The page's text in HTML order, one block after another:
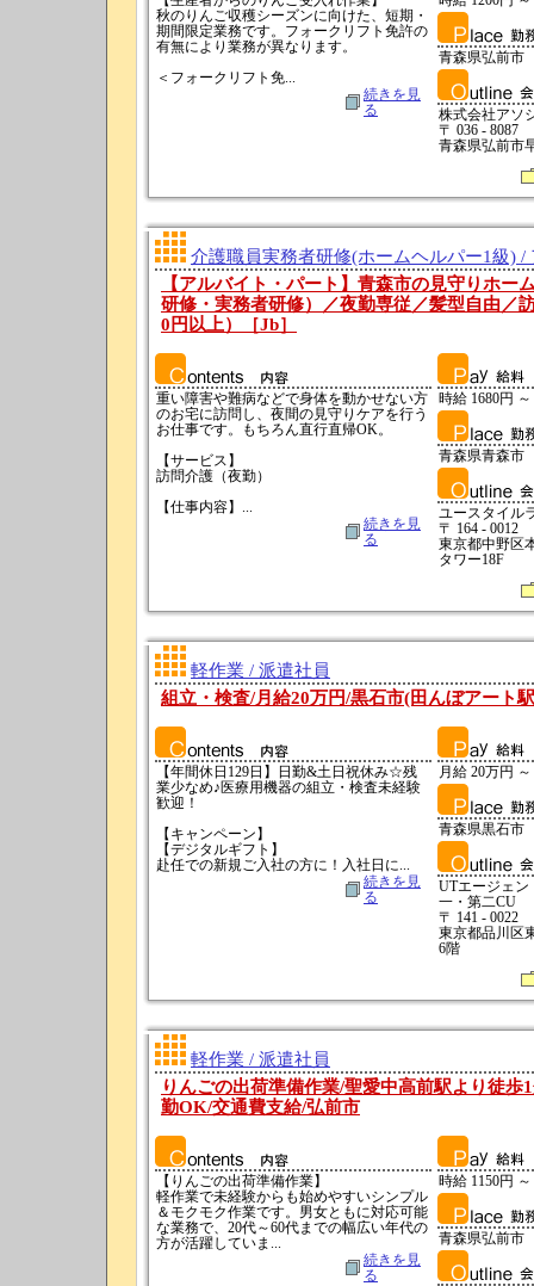
秋のりんご収穫シーズンに向けた、短期・
期間限定業務です。フォークリフト免許の
有無により業務が異なります。
＜フォークリフト免...
続きを見
る
青森県弘前市
株式会社アソ
〒 036 - 8087
青森県弘前市
介護職員実務者研修(ホームヘルパー1級) /
【アルバイト・パート】青森市の見守りホー
研修・実務者研修）／夜勤専従／髪型自由／
0円以上）［Jb］
重い障害や難病などで身体を動かせない方
のお宅に訪問し、夜間の見守りケアを行う
お仕事です。もちろん直行直帰OK。
【サービス】
訪問介護（夜勤）
【仕事内容】...
続きを見
る
時給 1680円
青森県青森市
ユースタイル
〒 164 - 0012
東京都中野区
タワー18F
軽作業 / 派遣社員
組立・検査/月給20万円/黒石市(田んぼアート
【年間休日129日】日勤&土日祝休み☆残
業少なめ♪医療用機器の組立・検査未経験
歓迎！
【キャンペーン】
【デジタルギフト】
赴任での新規ご入社の方に！入社日に...
続きを見
る
月給 20万円
青森県黒石市
UTエージェ
一・第二CU
〒 141 - 0022
東京都品川区
6階
軽作業 / 派遣社員
りんごの出荷準備作業/聖愛中高前駅より徒歩
勤OK/交通費支給/弘前市
【りんごの出荷準備作業】
軽作業で未経験からも始めやすいシンプル
＆モクモク作業です。男女ともに対応可能
な業務で、20代～60代までの幅広い年代の
方が活躍していま...
続きを見
る
時給 1150円 ～
青森県弘前市